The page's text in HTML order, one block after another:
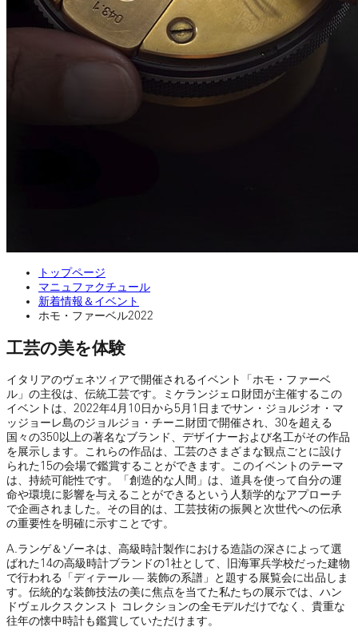
トップページ
マニュファクチュール
新着情報＆イベント
ホモ・ファーベル2022
工芸の美を体験
イタリアのヴェネツィアで開催されるイベント「ホモ・ファーベ
ル」の主役は、伝統工芸です。ミケランジェロ財団が主催するこの
イベントは、2022年4月10日から5月1日までサン・ジョルジオ・マ
ッジョーレ島のジョルジョ・チーニ財団で開催され、30を超える
国々の350以上の著名なブランド、デザイナーおよび名工がその作品
を展示します。これらの作品は、工芸のさまざまな観点ごとに設け
られた15の会場で鑑賞することができます。このイベントのテーマ
は、持続可能性です。「創造的な人間」は、道具を使って自分の運
命や環境に影響を与えることができるという人類学的なアプローチ
で企画されました。その目的は、工芸技術の振興と次世代への伝承
の重要性を明確に示すことです。
A.ランゲ＆ゾーネは、高級時計製作における造詣の深さによって選
ばれた14の高級時計ブランドの1社として、旧海軍兵学校だった建物
で行われる「ディテール ― 装飾の系譜」と題する展覧会に出品しま
す。伝統的な装飾技法の美に焦点を当てた私たちの展示では、ハン
ドヴェルクスクンスト コレクションの全モデルだけでなく、貴重な
往年の懐中時計も鑑賞していただけます。